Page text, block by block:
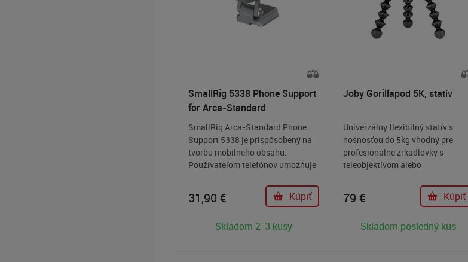
SmallRig 5338 Phone Support
for Arca-Standard
SmallRig Arca-Standard Phone
Support 5338 je prispôsobený na
tvorbu mobilného obsahu.
Používateľom telefónov umožňuje
nastaveniami statívov typu Arca a
stabilizátorov DJI RS 4 Mini.
medzi orientáciou na šírku a na
31,90 € Kúpiť
Skladom 2-3 kusy
Joby Gorillapod 5K, statív
Univerzálny flexibilný statív s
nosnosťou do 5kg vhodný pre
profesionálne zrkadlovky s
teleobjektívom alebo
Flexibilné nohy umožňujú uchytiť
statív takmer kdekoľvek.
79 € Kúpiť
Skladom posledný kus